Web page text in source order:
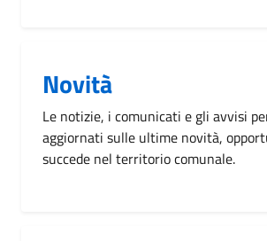
Novità
Le notizie, i comunicati e gli avvisi
aggiornati sulle ultime novità,
succede nel territorio comunale.